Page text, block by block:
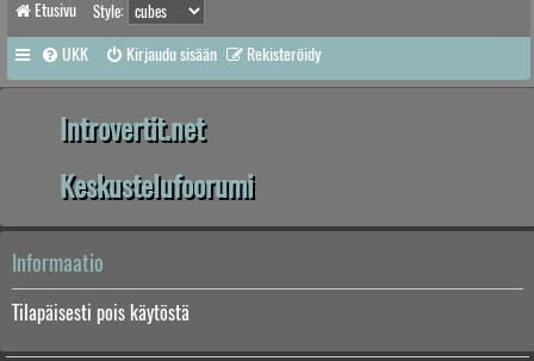
Etusivu Style:
UKK Kirjaudu sisään Rekisteröidy
Introvertit.net
Keskustelufoorumi
Informaatio
Tilapäisesti pois käytöstä